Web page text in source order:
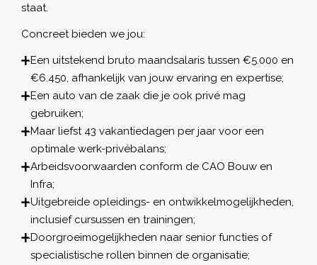
staat.
Concreet bieden we jou:
Een uitstekend bruto maandsalaris tussen €5.000 en
€6.450, afhankelijk van jouw ervaring en expertise;
Een auto van de zaak die je ook privé mag
gebruiken;
Maar liefst 43 vakantiedagen per jaar voor een
optimale werk-privébalans;
Arbeidsvoorwaarden conform de CAO Bouw en
Infra;
Uitgebreide opleidings- en ontwikkelmogelijkheden,
inclusief cursussen en trainingen;
Doorgroeimogelijkheden naar senior functies of
specialistische rollen binnen de organisatie;